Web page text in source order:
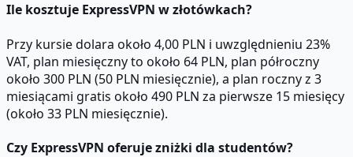
Ile kosztuje ExpressVPN w złotówkach?
Przy kursie dolara około 4,00 PLN i uwzględnieniu 23%
VAT, plan miesięczny to około 64 PLN, plan półroczny
około 300 PLN (50 PLN miesięcznie), a plan roczny z 3
miesiącami gratis około 490 PLN za pierwsze 15 miesięcy
(około 33 PLN miesięcznie).
Czy ExpressVPN oferuje zniżki dla studentów?